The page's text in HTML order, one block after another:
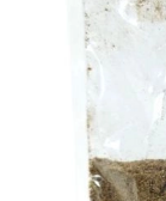
галереям
изображений